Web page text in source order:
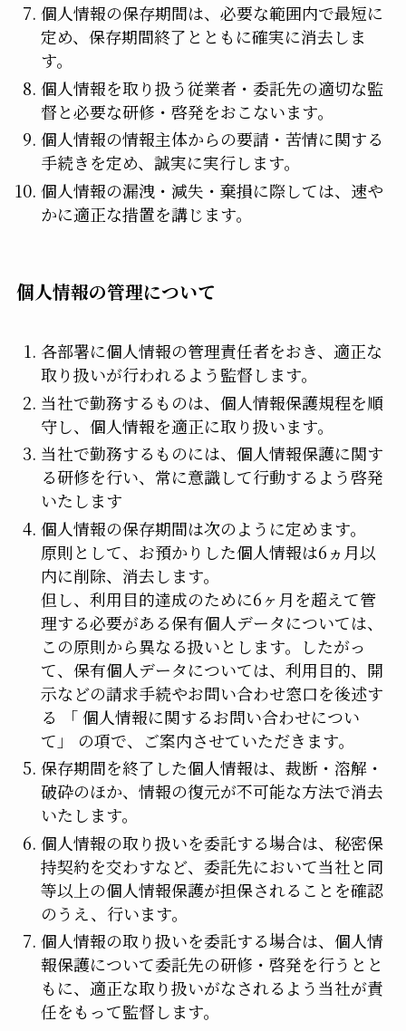
個人情報の保存期間は、必要な範囲内で最短に
定め、保存期間終了とともに確実に消去しま
す。
個人情報を取り扱う従業者・委託先の適切な監
督と必要な研修・啓発をおこないます。
個人情報の情報主体からの要請・苦情に関する
手続きを定め、誠実に実行します。
個人情報の漏洩・減失・棄損に際しては、速や
かに適正な措置を講じます。
個人情報の管理について
各部署に個人情報の管理責任者をおき、適正な
取り扱いが行われるよう監督します。
当社で勤務するものは、個人情報保護規程を順
守し、個人情報を適正に取り扱います。
当社で勤務するものには、個人情報保護に関す
る研修を行い、常に意識して行動するよう啓発
いたします
個人情報の保存期間は次のように定めます。
原則として、お預かりした個人情報は6ヵ月以
内に削除、消去します。
但し、利用目的達成のために6ヶ月を超えて管
理する必要がある保有個人データについては、
この原則から異なる扱いとします。したがっ
て、保有個人データについては、利用目的、開
示などの請求手続やお問い合わせ窓口を後述す
る 「 個人情報に関するお問い合わせについ
て」 の項で、ご案内させていただきます。
保存期間を終了した個人情報は、裁断・溶解・
破砕のほか、情報の復元が不可能な方法で消去
いたします。
個人情報の取り扱いを委託する場合は、秘密保
持契約を交わすなど、委託先において当社と同
等以上の個人情報保護が担保されることを確認
のうえ、行います。
個人情報の取り扱いを委託する場合は、個人情
報保護について委託先の研修・啓発を行うとと
もに、適正な取り扱いがなされるよう当社が責
任をもって監督します。